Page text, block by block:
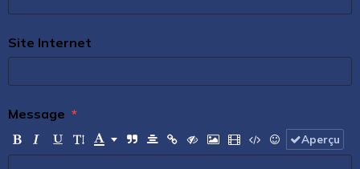
Site Internet
Message
Aperçu